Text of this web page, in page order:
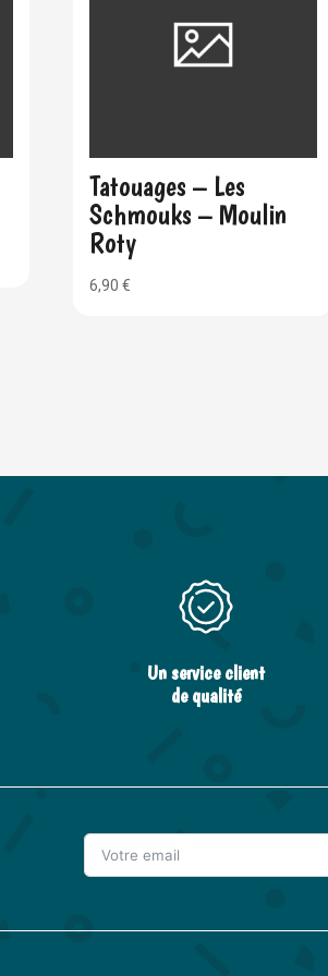
Tatouages – Les
Schmouks – Moulin
Roty
6,90€
Un service client
de qualité